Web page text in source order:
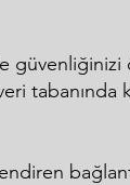
tabanında